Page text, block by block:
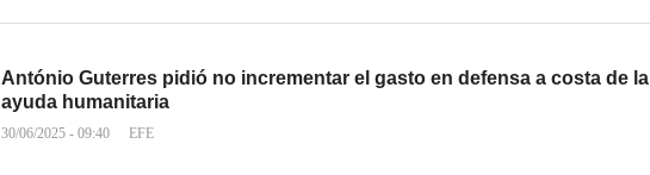
António Guterres pidió no incrementar el gasto en defensa a costa de la
ayuda humanitaria
30/06/2025 - 09:40 EFE